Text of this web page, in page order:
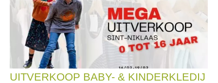
UITVERKOOP BABY- & KINDERKLEDIJ